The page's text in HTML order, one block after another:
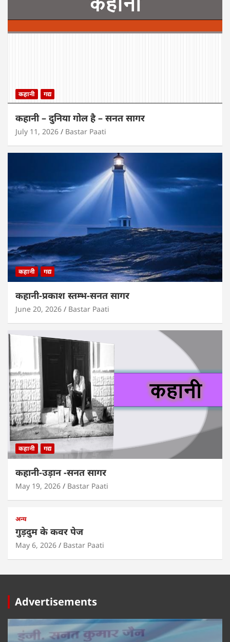
कहानी गद्य
कहानी – दुनिया गोल है – सनत सागर
July 11, 2026 Bastar Paati
कहानी गद्य
कहानी-प्रकाश स्तम्भ-सनत सागर
June 20, 2026 Bastar Paati
कहानी गद्य
कहानी-उड़ान -सनत सागर
May 19, 2026 Bastar Paati
अन्य
गुड़दुम के कवर पेज
May 6, 2026 Bastar Paati
Advertisements